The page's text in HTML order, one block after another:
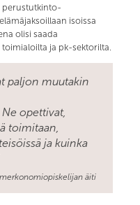
perustutkinto-
isoissa
olisi saada
ja pk-sektorilta.
paljon muutakin
opettivat,
toimitaan,
ja kuinka
äiti